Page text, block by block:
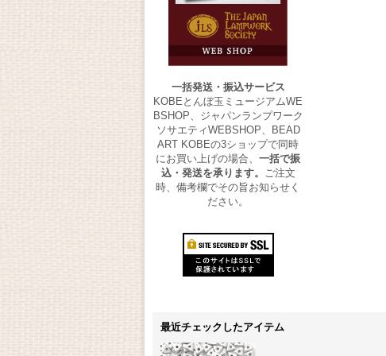
一括発送・振込サービス
KOBEとんぼ玉ミュージアムWE
BSHOP、ジャパンランプワーク
ソサエティWEBSHOP、BEAD
ART KOBEの3ショップで同時
にお買い上げの場合、 一括で振
込・発送を承ります。 ご注文
時、備考欄でその旨お知らせく
ださい。
最近チェックしたアイテム